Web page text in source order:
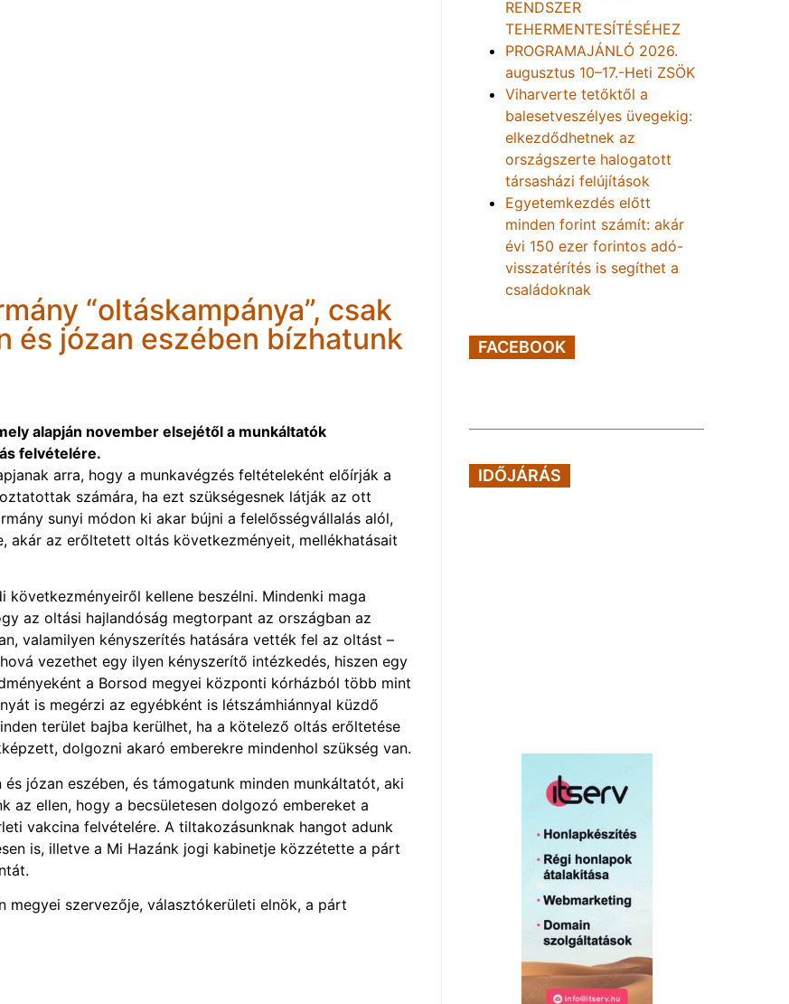
“oltáskampánya”, csak
és józan eszében bízhatunk
alapján november elsejétől a munkáltatók
felvételére.
arra, hogy a munkavégzés feltételeként előírják a
számára, ha ezt szükségesnek látják az ott
sunyi módon ki akar bújni a felelősségvállalás alól,
akár az erőltetett oltás következményeit, mellékhatásait
kellene beszélni. Mindenki maga
az oltási hajlandóság megtorpant az országban az
valamilyen kényszerítés hatására vették fel az oltást –
vezethet egy ilyen kényszerítő intézkedés, hiszen egy
a Borsod megyei központi kórházból több mint
is megérzi az egyébként is létszámhiánnyal küzdő
terület bajba kerülhet, ha a kötelező oltás erőltetése
dolgozni akaró emberekre mindenhol szükség van.
józan eszében, és támogatunk minden munkáltatót, aki
ellen, hogy a becsületesen dolgozó embereket a
vakcina felvételére. A tiltakozásunknak hangot adunk
is, illetve a Mi Hazánk jogi kabinetje közzétette a párt
megyei szervezője, választókerületi elnök, a párt
RENDSZER
TEHERMENTESÍTÉSÉHEZ
PROGRAMAJÁNLÓ 2026.
augusztus 10–17.-Heti ZSÖK
Viharverte tetőktől a
balesetveszélyes üvegekig:
elkezdődhetnek az
országszerte halogatott
társasházi felújítások
Egyetemkezdés előtt
minden forint számít: akár
évi 150 ezer forintos adó-
visszatérítés is segíthet a
családoknak
FACEBOOK
IDŐJÁRÁS